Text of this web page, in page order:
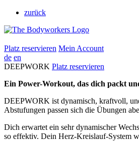
zurück
Platz reservieren Mein Account
de en
DEEPWORK Platz reservieren
Ein Power-Workout, das dich packt
DEEPWORK ist dynamisch, kraftvoll,
Abstufungen passen sich die Übungen
Dich erwartet ein sehr dynamischer
so effektiv. Dein Herz-Kreislauf-System